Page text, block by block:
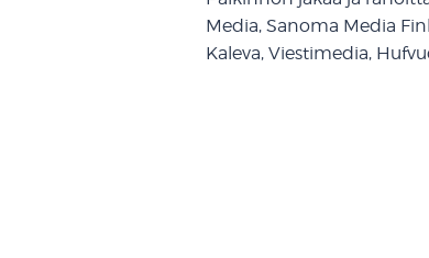
Media, Sanoma Media
Kaleva, Viestimedia,